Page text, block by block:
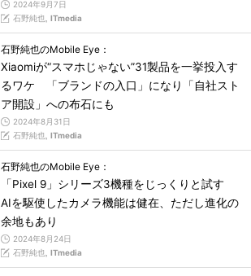
2024年9月7日
石野純也, ITmedia
石野純也のMobile Eye：
Xiaomiが“スマホじゃない”31製品を一挙投入す
るワケ 「ブランドの入口」になり「自社スト
ア開設」への布石にも
2024年8月31日
石野純也, ITmedia
石野純也のMobile Eye：
「Pixel 9」シリーズ3機種をじっくりと試す
AIを駆使したカメラ機能は健在、ただし進化の
余地もあり
2024年8月24日
石野純也, ITmedia